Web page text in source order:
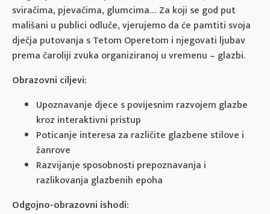
sviračima, pjevačima, glumcima… Za koji se god put
mališani u publici odluče, vjerujemo da će pamtiti svoja
dječja putovanja s Tetom Operetom i njegovati ljubav
prema čaroliji zvuka organiziranoj u vremenu – glazbi.
Obrazovni ciljevi:
Upoznavanje djece s povijesnim razvojem glazbe
kroz interaktivni pristup
Poticanje interesa za različite glazbene stilove i
žanrove
Razvijanje sposobnosti prepoznavanja i
razlikovanja glazbenih epoha
Odgojno-obrazovni ishodi: